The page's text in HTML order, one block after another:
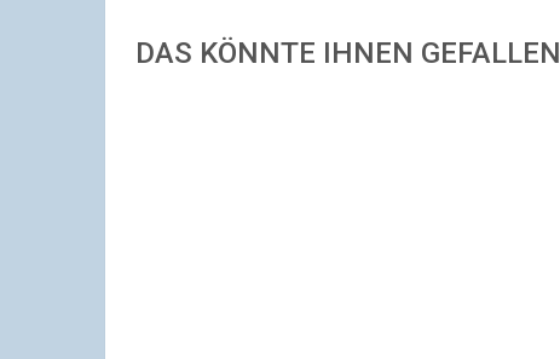
DAS KÖNNTE IHNEN GEFALLEN